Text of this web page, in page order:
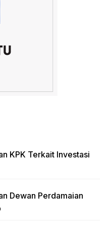
KPK Terkait Investasi
Dewan Perdamaian